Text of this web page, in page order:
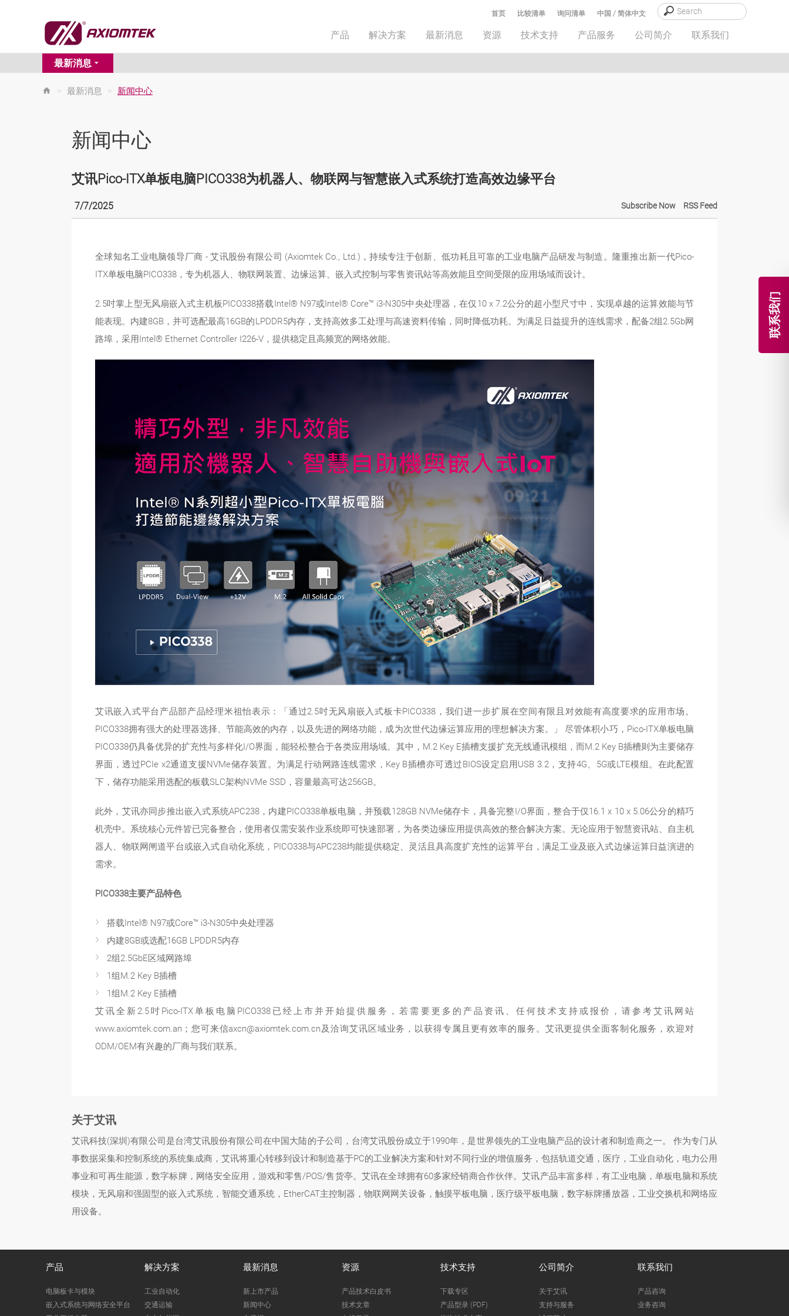
联系我们
中国 / 简体中文
询问清单
比较清单
首页
产品 解决方案 最新消息 资源 技术支持 产品服务 公司简介 联系我们
最新消息
> 最新消息 > 新闻中心
新闻中心
艾讯Pico-ITX单板电脑PICO338为机器人、物联网与智慧嵌入式系统打造高效边缘平台
7/7/2025 Subscribe Now RSS Feed
全球知名工业电脑领导厂商 - 艾讯股份有限公司 (Axiomtek Co., Ltd.)，持续专注于创新、低功耗且可靠的工业电脑产品研发与制造。隆重推出新一代Pico-
ITX单板电脑PICO338，专为机器人、物联网装置、边缘运算、嵌入式控制与零售资讯站等高效能且空间受限的应用场域而设计。
2.5吋掌上型无风扇嵌入式主机板PICO338搭载Intel® N97或Intel® Core™ i3-N305中央处理器，在仅10 x 7.2公分的超小型尺寸中，实现卓越的运算效能与节
能表现。内建8GB，并可选配最高16GB的LPDDR5内存，支持高效多工处理与高速资料传输，同时降低功耗。为满足日益提升的连线需求，配备2组2.5Gb网
路埠，采用Intel® Ethernet Controller I226-V，提供稳定且高频宽的网络效能。
艾讯嵌入式平台产品部产品经理米祖怡表示：「通过2.5吋无风扇嵌入式板卡PICO338，我们进一步扩展在空间有限且对效能有高度要求的应用市场。
PICO338拥有强大的处理器选择、节能高效的内存，以及先进的网络功能，成为次世代边缘运算应用的理想解决方案。」 尽管体积小巧，Pico-ITX单板电脑
PICO338仍具备优异的扩充性与多样化I/O界面，能轻松整合于各类应用场域。其中，M.2 Key E插槽支援扩充无线通讯模组，而M.2 Key B插槽则为主要储存
界面，透过PCIe x2通道支援NVMe储存装置。为满足行动网路连线需求，Key B插槽亦可透过BIOS设定启用USB 3.2，支持4G、5G或LTE模组。在此配置
下，储存功能采用选配的板载SLC架构NVMe SSD，容量最高可达256GB。
此外，艾讯亦同步推出嵌入式系统APC238，内建PICO338单板电脑，并预载128GB NVMe储存卡，具备完整I/O界面，整合于仅16.1 x 10 x 5.06公分的精巧
机壳中。系统核心元件皆已完备整合，使用者仅需安装作业系统即可快速部署，为各类边缘应用提供高效的整合解决方案。无论应用于智慧资讯站、自主机
器人、物联网闸道平台或嵌入式自动化系统，PICO338与APC238均能提供稳定、灵活且具高度扩充性的运算平台，满足工业及嵌入式边缘运算日益演进的
需求。
PICO338主要产品特色
搭载Intel® N97或Core™ i3-N305中央处理器
内建8GB或选配16GB LPDDR5内存
2组2.5GbE区域网路埠
1组M.2 Key B插槽
1组M.2 Key E插槽
艾讯全新2.5吋Pico-ITX单板电脑PICO338已经上市并开始提供服务，若需要更多的产品资讯、任何技术支持或报价，请参考艾讯网站
www.axiomtek.com.an；您可来信axcn@axiomtek.com.cn及洽询艾讯区域业务，以获得专属且更有效率的服务。艾讯更提供全面客制化服务，欢迎对
ODM/OEM有兴趣的厂商与我们联系。
关于艾讯
艾讯科技(深圳)有限公司是台湾艾讯股份有限公司在中国大陆的子公司，台湾艾讯股份成立于1990年，是世界领先的工业电脑产品的设计者和制造商之一。 作为专门从
事数据采集和控制系统的系统集成商，艾讯将重心转移到设计和制造基于PC的工业解决方案和针对不同行业的增值服务，包括轨道交通，医疗，工业自动化，电力公用
事业和可再生能源，数字标牌，网络安全应用，游戏和零售/POS/售货亭。艾讯在全球拥有60多家经销商合作伙伴。艾讯产品丰富多样，有工业电脑，单板电脑和系统
模块，无风扇和强固型的嵌入式系统，智能交通系统，EtherCAT主控制器，物联网网关设备，触摸平板电脑，医疗级平板电脑，数字标牌播放器，工业交换机和网络应
用设备。
产品
电脑板卡与模块
嵌入式系统与网络安全平台
解决方案
工业自动化
交通运输
最新消息
新上市产品
新闻中心
资源
产品技术白皮书
技术文章
技术支持
下载专区
产品型录 (PDF)
公司简介
关于艾讯
支持与服务
联系我们
产品咨询
业务咨询